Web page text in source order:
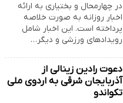
در چهارمحال و بختیاری به ارائه
اخبار روزانه به صورت خلاصه
پرداخته است. این اخبار شامل
رویدادهای ورزشی و دیگر…
دعوت رادین زینالی از
آذربایجان شرقی به اردوی ملی
تکواندو